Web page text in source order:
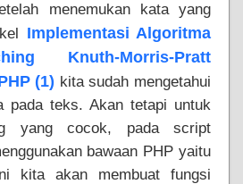
menemukan kata yang
Implementasi Algoritma
Knuth-Morris-Pratt
(1) kita sudah mengetahui
pada teks. Akan tetapi untuk
yang cocok, pada script
bawaan PHP yaitu
kita akan membuat fungsi